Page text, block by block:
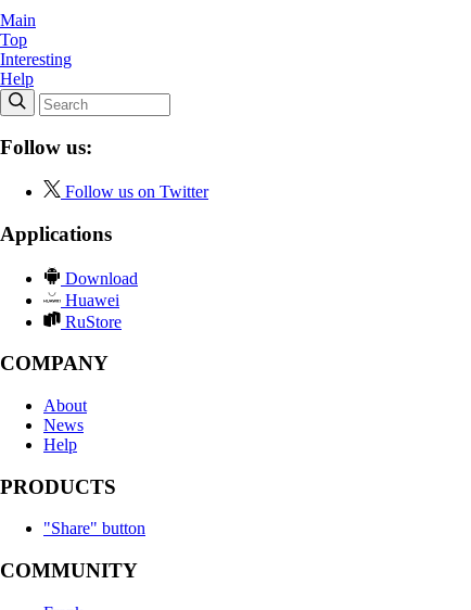
Main
Top
Interesting
Help
Follow us:
Follow us on Twitter
Applications
Download
Huawei
RuStore
COMPANY
About
News
Help
PRODUCTS
"Share" button
COMMUNITY